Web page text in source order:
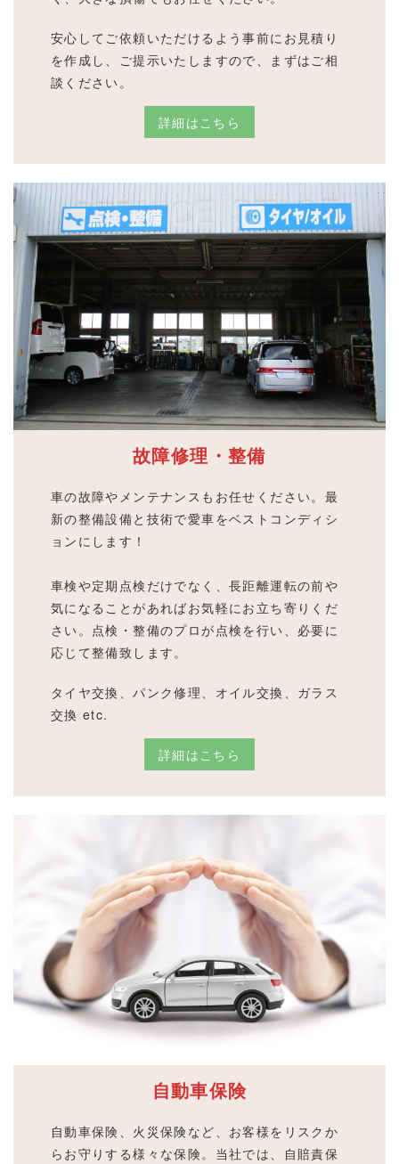
安心してご依頼いただけるよう事前にお見積り
を作成し、ご提示いたしますので、まずはご相
談ください。
詳細はこちら
故障修理・整備
車の故障やメンテナンスもお任せください。最
新の整備設備と技術で愛車をベストコンディシ
ョンにします！
車検や定期点検だけでなく、長距離運転の前や
気になることがあればお気軽にお立ち寄りくだ
さい。点検・整備のプロが点検を行い、必要に
応じて整備致します。
タイヤ交換、パンク修理、オイル交換、ガラス
交換 etc.
詳細はこちら
自動車保険
自動車保険、火災保険など、お客様をリスクか
らお守りする様々な保険。当社では、自賠責保